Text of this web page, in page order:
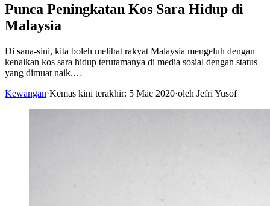
Punca Peningkatan Kos Sara Hidup di
Malaysia
Di sana-sini, kita boleh melihat rakyat Malaysia mengeluh dengan
kenaikan kos sara hidup terutamanya di media sosial dengan status
yang dimuat naik.…
Kewangan·Kemas kini terakhir: 5 Mac 2020·oleh Jefri Yusof